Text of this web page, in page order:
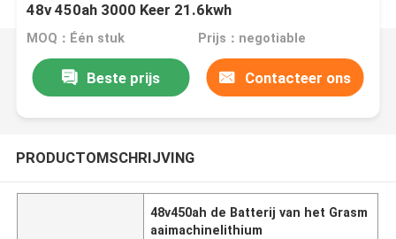
48v 450ah 3000 Keer 21.6kwh
MOQ：Één stuk Prijs：negotiable
Beste prijs Contacteer ons
PRODUCTOMSCHRIJVING
48v450ah de Batterij van het Grasm
aaimachinelithium